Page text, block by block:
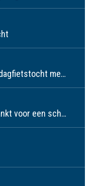
bij café Buitenlust.
schitterend weekend!